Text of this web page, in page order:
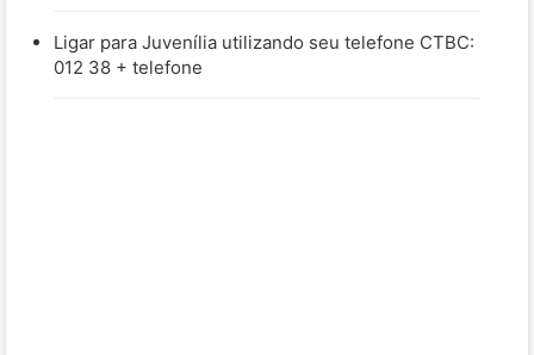
Ligar para Juvenília utilizando seu telefone CTBC:
012 38 + telefone